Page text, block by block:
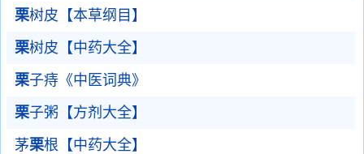
栗树皮【本草纲目】
栗树皮【中药大全】
栗子痔《中医词典》
栗子粥【方剂大全】
茅栗根【中药大全】